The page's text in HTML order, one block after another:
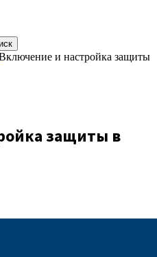
и настройка защиты
защиты в